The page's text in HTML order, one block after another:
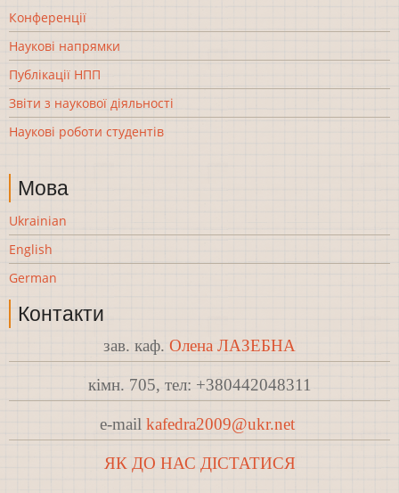
Конференції
Наукові напрямки
Публікації НПП
Звіти з наукової діяльності
Наукові роботи студентів
Мова
Ukrainian
English
German
Контакти
зав. каф. Олена ЛАЗЕБНА
кімн. 705, тел: +380442048311
e-mail kafedra2009@ukr.net
ЯК ДО НАС ДІСТАТИСЯ